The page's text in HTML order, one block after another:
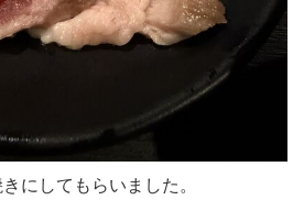
にしてもらいました。